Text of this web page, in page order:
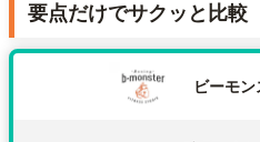
要点だけでサクッと比較
ビーモ